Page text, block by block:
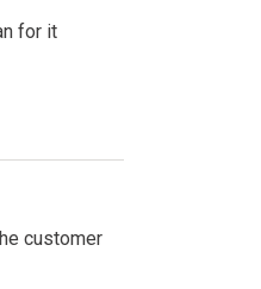
for it
customer